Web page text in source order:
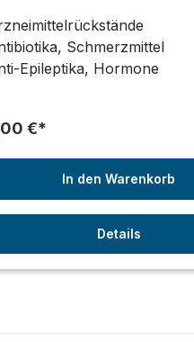
Schmerzmittel
Epileptika, Hormone
€*
In den Warenkorb
Details